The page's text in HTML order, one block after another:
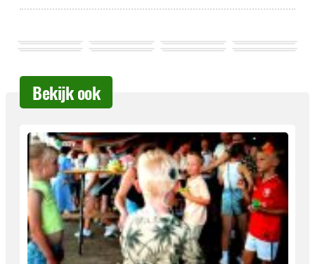
Bekijk ook